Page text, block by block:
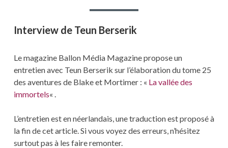
Interview de Teun Berserik
Le magazine Ballon Média Magazine propose un
entretien avec Teun Berserik sur l’élaboration du tome 25
des aventures de Blake et Mortimer : « La vallée des
immortels« .
L’entretien est en néerlandais, une traduction est proposé à
la fin de cet article. Si vous voyez des erreurs, n’hésitez
surtout pas à les faire remonter.